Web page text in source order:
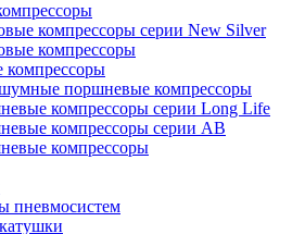
компрессоры серии New Silver
компрессоры
поршневые компрессоры
компрессоры серии Long Life
компрессоры серии AB
компрессоры
пневмосистем